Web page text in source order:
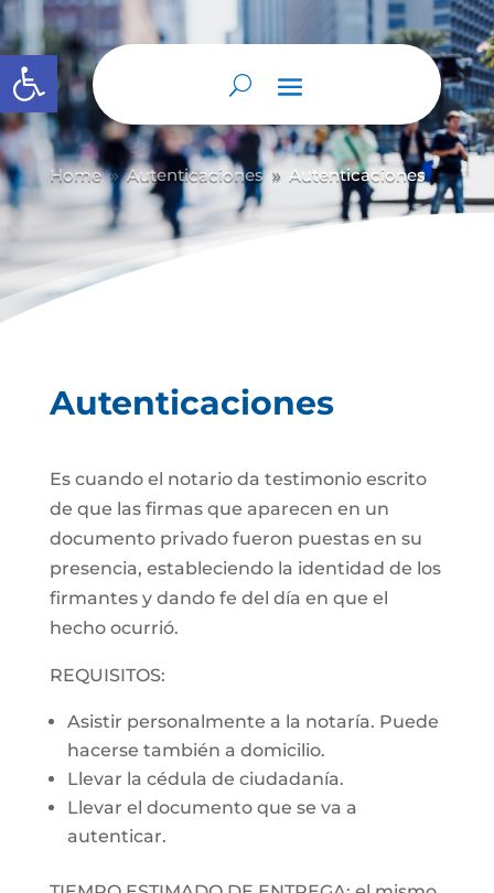
Abrir barra de herramientas
Home 9 Autenticaciones 9 Autenticaciones
Autenticaciones
Es cuando el notario da testimonio escrito
de que las firmas que aparecen en un
documento privado fueron puestas en su
presencia, estableciendo la identidad de los
firmantes y dando fe del día en que el
hecho ocurrió.
REQUISITOS:
Asistir personalmente a la notaría. Puede
hacerse también a domicilio.
Llevar la cédula de ciudadanía.
Llevar el documento que se va a
autenticar.